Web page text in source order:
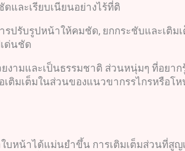
และเรียบเนียนอย่างไร้ที่ติ
ปรับรูปหน้าให้คมชัด, ยกกระชับและเติม
ด่นชัด
งามและเป็นธรรมชาติ ส่วนหนุ่มๆ ที่อยาก
ติมเต็มในส่วนของแนวขากรรไกรหรือโ
บหน้าได้แม่นยำขึ้น การเติมเต็มส่วนที่สูญ